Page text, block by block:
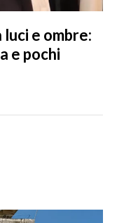
e ombre:
e pochi